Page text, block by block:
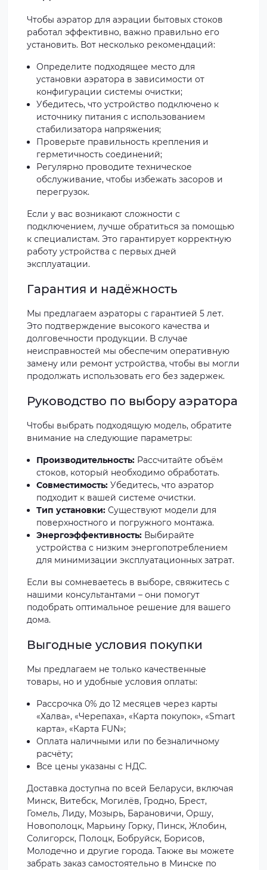
Чтобы аэратор для аэрации бытовых стоков
работал эффективно, важно правильно его
установить. Вот несколько рекомендаций:
Определите подходящее место для
установки аэратора в зависимости от
конфигурации системы очистки;
Убедитесь, что устройство подключено к
источнику питания с использованием
стабилизатора напряжения;
Проверьте правильность крепления и
герметичность соединений;
Регулярно проводите техническое
обслуживание, чтобы избежать засоров и
перегрузок.
Если у вас возникают сложности с
подключением, лучше обратиться за помощью
к специалистам. Это гарантирует корректную
работу устройства с первых дней
эксплуатации.
Гарантия и надёжность
Мы предлагаем аэраторы с гарантией 5 лет.
Это подтверждение высокого качества и
долговечности продукции. В случае
неисправностей мы обеспечим оперативную
замену или ремонт устройства, чтобы вы могли
продолжать использовать его без задержек.
Руководство по выбору аэратора
Чтобы выбрать подходящую модель, обратите
внимание на следующие параметры:
Производительность: Рассчитайте объём
стоков, который необходимо обработать.
Совместимость: Убедитесь, что аэратор
подходит к вашей системе очистки.
Тип установки: Существуют модели для
поверхностного и погружного монтажа.
Энергоэффективность: Выбирайте
устройства с низким энергопотреблением
для минимизации эксплуатационных затрат.
Если вы сомневаетесь в выборе, свяжитесь с
нашими консультантами – они помогут
подобрать оптимальное решение для вашего
дома.
Выгодные условия покупки
Мы предлагаем не только качественные
товары, но и удобные условия оплаты:
Рассрочка 0% до 12 месяцев через карты
«Халва», «Черепаха», «Карта покупок», «Smart
карта», «Карта FUN»;
Оплата наличными или по безналичному
расчёту;
Все цены указаны с НДС.
Доставка доступна по всей Беларуси, включая
Минск, Витебск, Могилёв, Гродно, Брест,
Гомель, Лиду, Мозырь, Барановичи, Оршу,
Новополоцк, Марьину Горку, Пинск, Жлобин,
Солигорск, Полоцк, Бобруйск, Борисов,
Молодечно и другие города. Также вы можете
забрать заказ самостоятельно в Минске по